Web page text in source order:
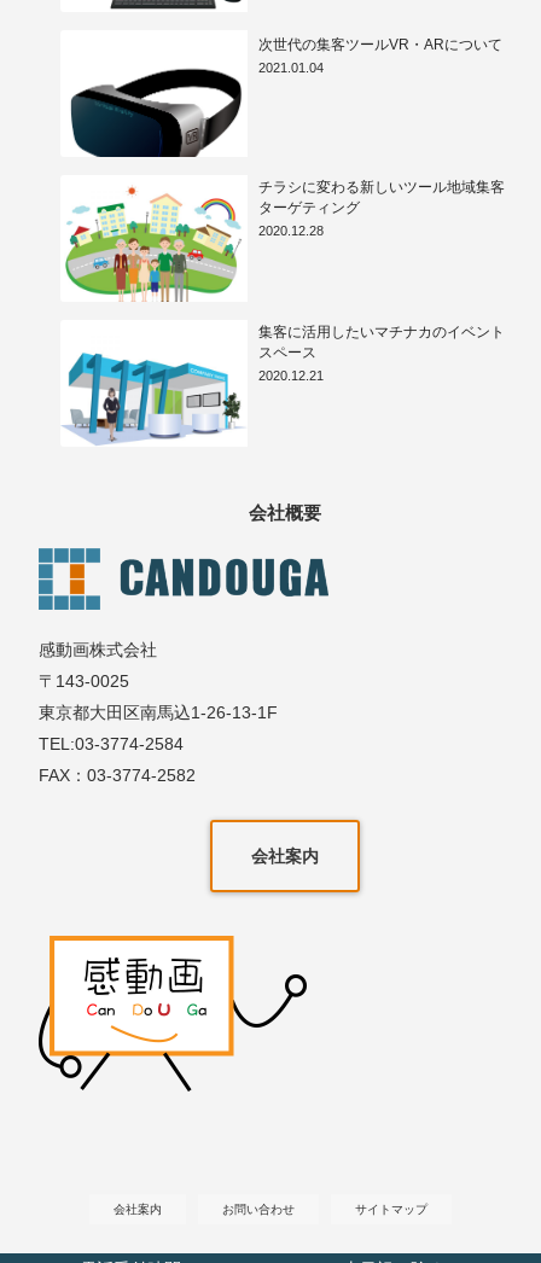
次世代の集客ツールVR・ARについて
2021.01.04
チラシに変わる新しいツール地域集客
ターゲティング
2020.12.28
集客に活用したいマチナカのイベント
スペース
2020.12.21
会社概要
感動画株式会社
〒143-0025
東京都大田区南馬込1-26-13-1F
TEL:03-3774-2584
FAX：03-3774-2582
会社案内
会社案内 お問い合わせ サイトマップ